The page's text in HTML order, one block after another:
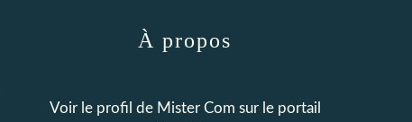
À propos
Voir le profil de Mister Com sur le portail